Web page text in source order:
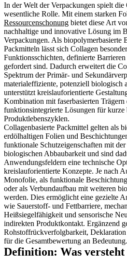
In der Welt der Verpackungen spielt
wesentliche Rolle. Mit einem starken
Ressourcenschonung bietet diese Art
nachhaltige und innovative Lösung im
Verpackungen. Als biopolymerbasierte
Packmitteln lässt sich Collagen
Funktionsschichten, definierte
gefordert sind. Dadurch erweitert die
Spektrum der Primär- und
materialeffiziente, potenziell biologisch
unterstützt kreislauforientierte
Kombination mit faserbasierten Trägern
funktionsintegrierte Lösungen für kurze
Produktlebenszyklen.
Collagenbasierte Packmittel gelten als
erdölhaltigen Folien und
funktionale Schutzeigenschaften mit
biologischen Abbaubarkeit und sind
Anwendungsfeldern eine technische
kreislauforientierte Konzepte. Je nach
Monofolie, als funktionale
oder als Verbundaufbau mit weiteren
werden. Dies ermöglicht eine gezielte
wie Sauerstoff- und Fettbarriere,
Heißsiegelfähigkeit und sensorische
indirekten Produktkontakt. Ergänzend
Rohstoffrückverfolgbarkeit,
für die Gesamtbewertung an Bedeutung.
Definition: Was